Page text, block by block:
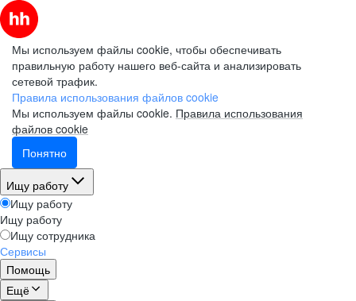
Мы используем файлы cookie, чтобы обеспечивать
правильную работу нашего веб-сайта и анализировать
сетевой трафик.
Правила использования файлов cookie
Мы используем файлы cookie. Правила использования
файлов cookie
Понятно
Ищу работу
Ищу работу
Ищу работу
Ищу сотрудника
Сервисы
Помощь
Ещё